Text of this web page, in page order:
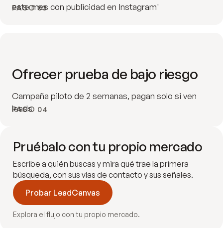
PASO 03
este mes con publicidad en Instagram'
PASO 04
Ofrecer prueba de bajo riesgo
Campaña piloto de 2 semanas, pagan solo si ven
leads
Pruébalo con tu propio mercado
Escribe a quién buscas y mira qué trae la primera
búsqueda, con sus vías de contacto y sus señales.
Probar LeadCanvas
Explora el flujo con tu propio mercado.